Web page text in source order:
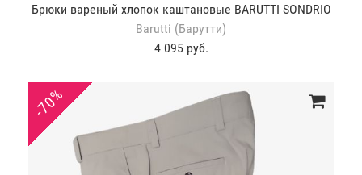
Брюки вареный хлопок каштановые BARUTTI SONDRIO
Barutti (Барутти)
4 095 руб.
-70%